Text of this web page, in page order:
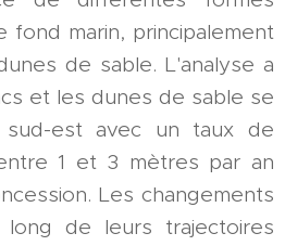
fond marin, principalement
de sable. L'analyse a
et les dunes de sable se
est avec un taux de
1 et 3 mètres par an
Les changements
de leurs trajectoires